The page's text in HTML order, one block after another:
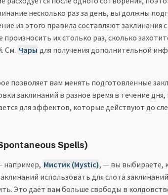
несколько раз за день, вы должны
из этого правила составляют заклинания
их столько раз, сколько
См. Чары для получения дополнительной
позволяет вам менять подготовленные
заклинаний в разное время в течение дня,
для эффектов, которые действуют до
Spells)
например, Мистик (Mystic), — вы выбираете,
использовать для слота
Это даёт вам больше свободы в